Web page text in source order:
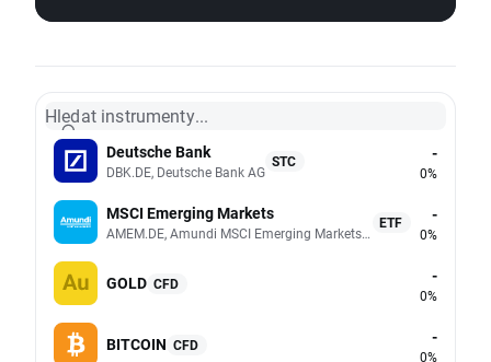
Hledat instrumenty...
Deutsche Bank
DBK.DE, Deutsche Bank AG
STC -
0%
MSCI Emerging Markets
AMEM.DE, Amundi MSCI Emerging Markets UCITS (Acc EUR)
ETF -
0%
GOLD CFD -
0%
BITCOIN CFD -
0%